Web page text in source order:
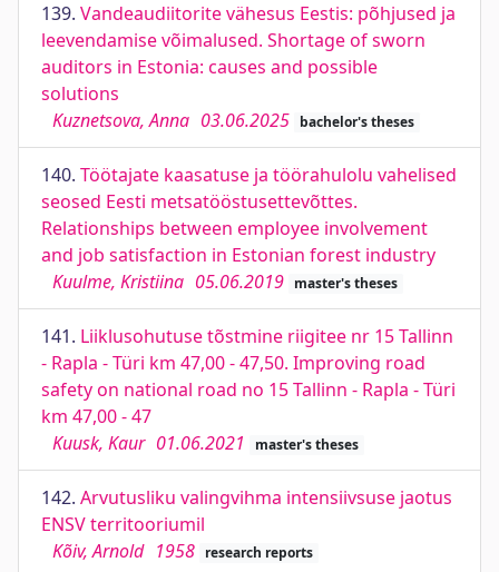
139. Vandeaudiitorite vähesus Eestis: põhjused ja
leevendamise võimalused. Shortage of sworn
auditors in Estonia: causes and possible
solutions
Kuznetsova, Anna 03.06.2025 bachelor's theses
140. Töötajate kaasatuse ja töörahulolu vahelised
seosed Eesti metsatööstusettevõttes.
Relationships between employee involvement
and job satisfaction in Estonian forest industry
Kuulme, Kristiina 05.06.2019 master's theses
141. Liiklusohutuse tõstmine riigitee nr 15 Tallinn
- Rapla - Türi km 47,00 - 47,50. Improving road
safety on national road no 15 Tallinn - Rapla - Türi
km 47,00 - 47
Kuusk, Kaur 01.06.2021 master's theses
142. Arvutusliku valingvihma intensiivsuse jaotus
ENSV territooriumil
Kõiv, Arnold 1958 research reports